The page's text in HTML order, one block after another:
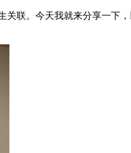
联。今天我就来分享一下